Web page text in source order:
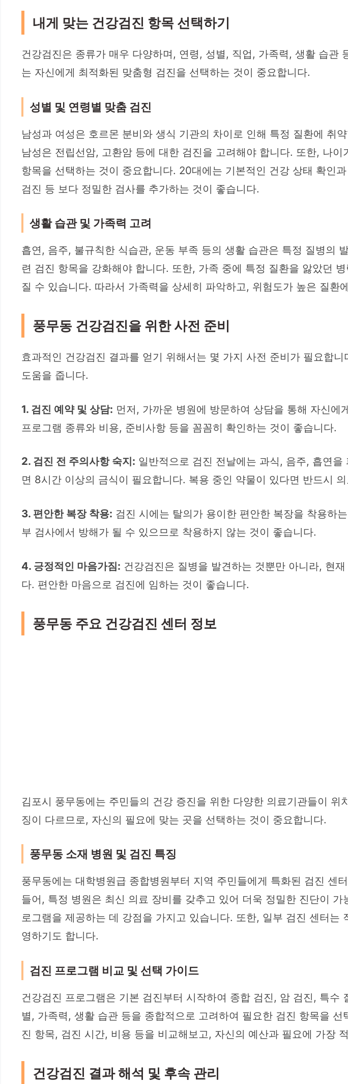
내게 맞는 건강검진 항목 선택하기
건강검진은 종류가 매우 다양하며, 연령, 성별, 직업, 가족력, 생활 습
는 자신에게 최적화된 맞춤형 검진을 선택하는 것이 중요합니다.
성별 및 연령별 맞춤 검진
남성과 여성은 호르몬 분비와 생식 기관의 차이로 인해 특정 질환에 취
남성은 전립선암, 고환암 등에 대한 검진을 고려해야 합니다. 또한, 나
항목을 선택하는 것이 중요합니다. 20대에는 기본적인 건강 상태 확인
검진 등 보다 정밀한 검사를 추가하는 것이 좋습니다.
생활 습관 및 가족력 고려
흡연, 음주, 불규칙한 식습관, 운동 부족 등의 생활 습관은 특정 질병의
련 검진 항목을 강화해야 합니다. 또한, 가족 중에 특정 질환을 앓았던
질 수 있습니다. 따라서 가족력을 상세히 파악하고, 위험도가 높은 질환
풍무동 건강검진을 위한 사전 준비
효과적인 건강검진 결과를 얻기 위해서는 몇 가지 사전 준비가 필요합
도움을 줍니다.
1. 검진 예약 및 상담: 먼저, 가까운 병원에 방문하여 상담을 통해 자신
프로그램 종류와 비용, 준비사항 등을 꼼꼼히 확인하는 것이 좋습니다.
2. 검진 전 주의사항 숙지: 일반적으로 검진 전날에는 과식, 음주, 흡연
면 8시간 이상의 금식이 필요합니다. 복용 중인 약물이 있다면 반드시
3. 편안한 복장 착용: 검진 시에는 탈의가 용이한 편안한 복장을 착용하
부 검사에서 방해가 될 수 있으므로 착용하지 않는 것이 좋습니다.
4. 긍정적인 마음가짐: 건강검진은 질병을 발견하는 것뿐만 아니라, 현
다. 편안한 마음으로 검진에 임하는 것이 좋습니다.
풍무동 주요 건강검진 센터 정보
김포시 풍무동에는 주민들의 건강 증진을 위한 다양한 의료기관들이
징이 다르므로, 자신의 필요에 맞는 곳을 선택하는 것이 중요합니다.
풍무동 소재 병원 및 검진 특징
풍무동에는 대학병원급 종합병원부터 지역 주민들에게 특화된 검진 센
들어, 특정 병원은 최신 의료 장비를 갖추고 있어 더욱 정밀한 진단이
로그램을 제공하는 데 강점을 가지고 있습니다. 또한, 일부 검진 센터
영하기도 합니다.
검진 프로그램 비교 및 선택 가이드
건강검진 프로그램은 기본 검진부터 시작하여 종합 검진, 암 검진, 특
별, 가족력, 생활 습관 등을 종합적으로 고려하여 필요한 검진 항목을
진 항목, 검진 시간, 비용 등을 비교해보고, 자신의 예산과 필요에 가장
건강검진 결과 해석 및 후속 관리